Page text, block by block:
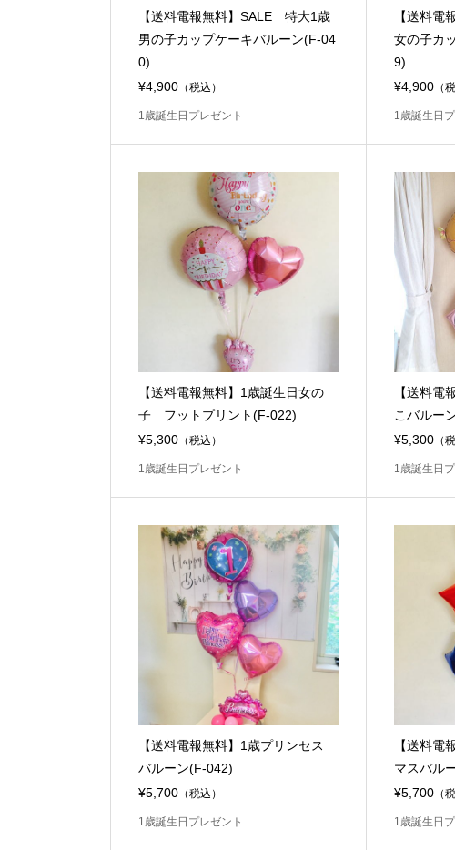
【送料電報無料】SALE 特大1歳
男の子カップケーキバルーン(F-04
0)
¥4,900（税込）
1歳誕生日プレゼント
【送料
女の子カ
9)
¥4,900（税
1歳誕生日
【送料電報無料】1歳誕生日女の
子 フットプリント(F-022)
¥5,300（税込）
1歳誕生日プレゼント
【送料電
こバルー
¥5,300（税
1歳誕生日
【送料電報無料】1歳プリンセス
バルーン(F-042)
¥5,700（税込）
1歳誕生日プレゼント
【送料
マスバル
¥5,700（税
1歳誕生日